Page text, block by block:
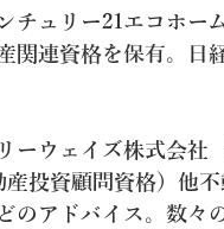
チュリー21エコホー
関連資格を保有。日
ーウェイズ株式会
産投資顧問資格）他
のアドバイス。数々